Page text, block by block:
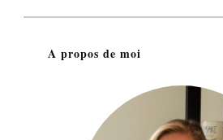
A propos de moi